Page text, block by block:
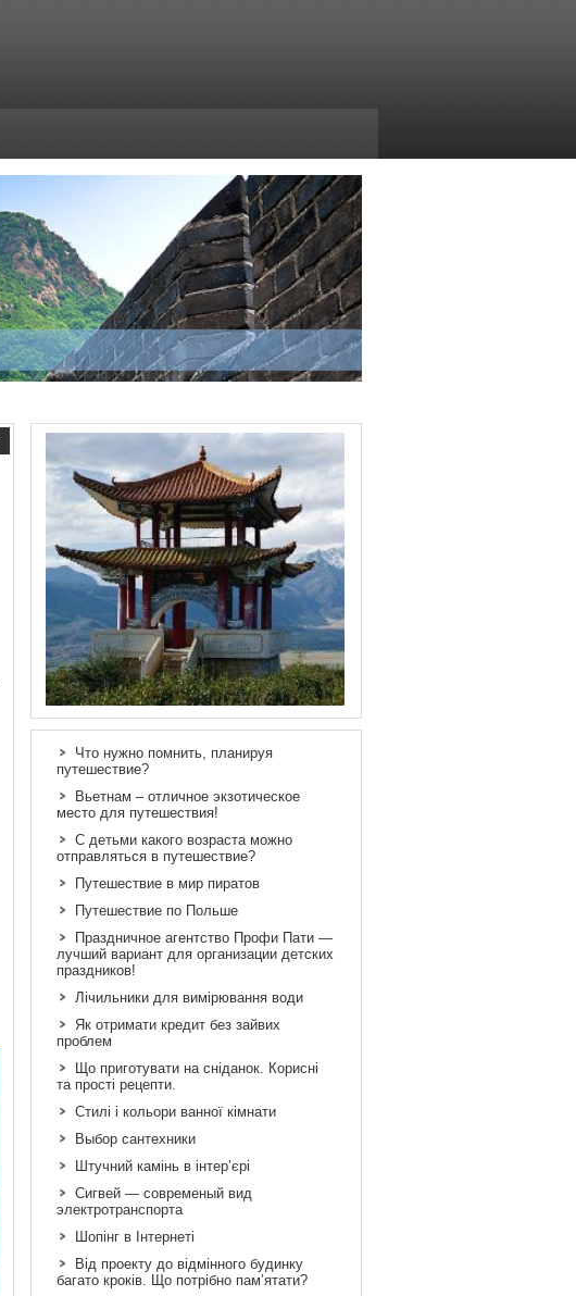
Что нужно помнить, планируя
путешествие?
Вьетнам – отличное экзотическое
место для путешествия!
С детьми какого возраста можно
отправляться в путешествие?
Путешествие в мир пиратов
Путешествие по Польше
Праздничное агентство Профи Пати —
лучший вариант для организации детских
праздников!
Лічильники для вимірювання води
Як отримати кредит без зайвих
проблем
Що приготувати на сніданок. Корисні
та прості рецепти.
Стилі і кольори ванної кімнати
Выбор сантехники
Штучний камінь в інтер’єрі
Сигвей — современый вид
электротранспорта
Шопінг в Інтернеті
Від проекту до відмінного будинку
багато кроків. Що потрібно пам’ятати?